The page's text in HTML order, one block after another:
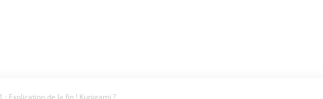
: Explication de la fin ! Kunigami ?